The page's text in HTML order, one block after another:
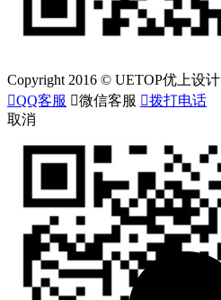
Copyright 2016 © UETOP优上设计
QQ客服 微信客服 拨打电话
取消